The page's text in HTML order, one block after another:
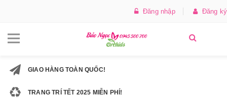
Đăng nhập Đăng ký
GIAO HÀNG TOÀN QUỐC!
TRANG TRÍ TẾT 2025 MIỄN PHÍ!